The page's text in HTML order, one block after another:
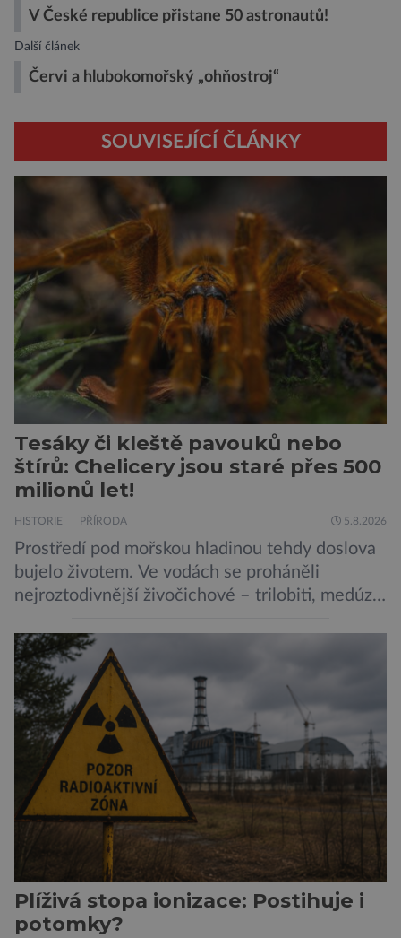
V České republice přistane 50 astronautů!
Další článek
Červi a hlubokomořský „ohňostroj“
SOUVISEJÍCÍ ČLÁNKY
Tesáky či kleště pavouků nebo
štírů: Chelicery jsou staré přes 500
milionů let!
HISTORIE PŘÍRODA 5.8.2026
Prostředí pod mořskou hladinou tehdy doslova
bujelo životem. Ve vodách se proháněli
nejroztodivnější živočichové – trilobiti, medúzy
prazvláštní stonožce podobný tvor, který měl
zárodky zbraní typických pro dnešní pavouky.
Pavouci, štíři či klíšťata jsou členovci patřící do
skupiny klepítkatců. Vyznačují se takzvanými
chelicerami, které u nich představují právě […]
Plíživá stopa ionizace: Postihuje i
potomky?